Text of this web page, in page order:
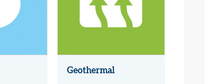
Geothermal